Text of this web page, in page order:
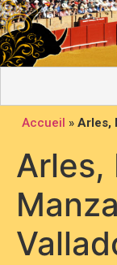
Accueil » Arles,
Arles,